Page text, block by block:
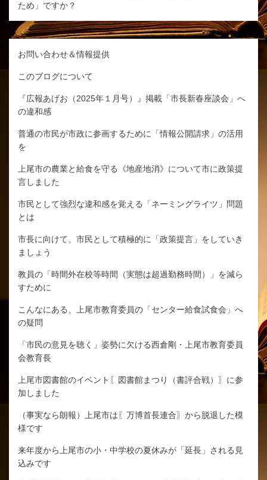
ため」ですか？
お問い合わせ＆情報提供
このブログについて
『広報あげお（2025年１月号）』掲載「市長新春座談会」へ
の違和感
普通の市民が市政に参画するために「情報公開請求」の活用
を
上尾市の農業と給食を守る《地産地消》について市に政策提
言しました
市民として強烈な違和感を覚える「ネーミングライツ」問題
とは
市長に向けて、市民として積極的に「政策提言」をしていき
ましょう
教員の「時間外在校等時間（実態は超過勤務時間）」を減ら
すために
こんなにある、上尾市教育委員の「センター給食試食会」へ
の疑問
「市民の意見を聴く」姿勢に欠ける西倉剛・上尾市教育委員
会教育長
上尾市図書館のイベント〖図書館まつり（書評合戦）〗に参
加しました
（事実なら朗報）上尾市は〖万博首長連合〗から脱退した模
様です
来年度から上尾市の小・中学校の夏休みが「延長」される見
込みです